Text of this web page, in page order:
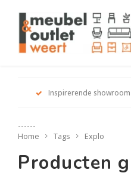
Inspirerende
------
Home Tags Explo
Producten